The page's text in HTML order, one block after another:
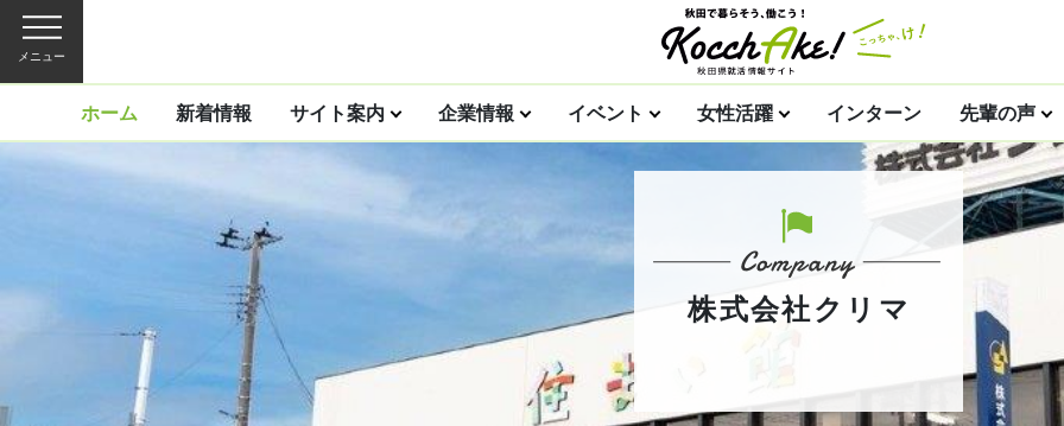
メニュー
ホーム 新着情報 サイト案内 企業情報 イベント 女性活躍 インターン 先輩の声
株式会社クリマ